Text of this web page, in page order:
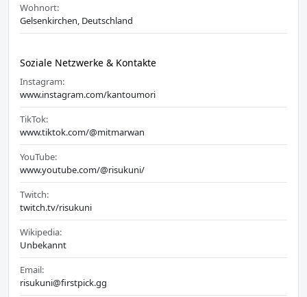
Wohnort:
Gelsenkirchen, Deutschland
Soziale Netzwerke & Kontakte
Instagram:
www.instagram.com/kantoumori
TikTok:
www.tiktok.com/@mitmarwan
YouTube:
www.youtube.com/@risukuni/
Twitch:
twitch.tv/risukuni
Wikipedia:
Unbekannt
Email:
risukuni@firstpick.gg